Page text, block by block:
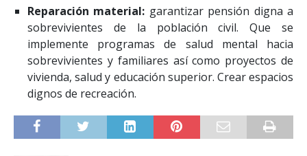
Reparación material: garantizar pensión digna a
sobrevivientes de la población civil. Que se
implemente programas de salud mental hacia
sobrevivientes y familiares así como proyectos de
vivienda, salud y educación superior. Crear espacios
dignos de recreación.